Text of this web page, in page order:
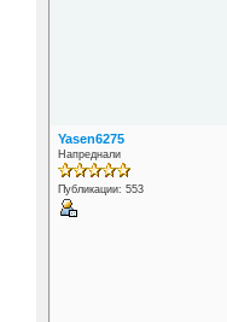
Yasen6275
Напреднали
Публикации: 553